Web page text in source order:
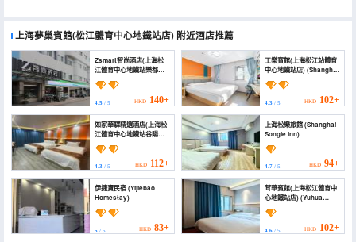
上海夢巢賓館(松江體育中心地鐵站店) 附近酒店推薦
Zsmart智尚酒店(上海松
江體育中心地鐵站樂都店)
(Zsmart Zhishang Hotel
(Shanghai Songjiang
Sports Center Metro
Station Ledu))
4.5 / 5 HKD 140+
工樂賓館(上海松江站體育
中心地鐵站店) (Shanghai
Gongle Hotel)
4.3/ 5 HKD 102+
如家華驛精選酒店(上海松
江體育中心地鐵站谷陽北
路店) (Homeinn Huayi
Hotel (Shanghai
Songjiang Sports
Center))
4.3 / 5 HKD 112+
上海松樂旅館 (Shanghai
Songle Inn)
4.7/ 5 HKD 94+
伊捷寶民宿 (Yijiebao
Homestay)
5 / 5 HKD 83+
茸華賓館(上海松江體育中
心地鐵站店) (Yuhua
Hotel (Shanghai
Songjiang Sports
Center Subway
Station))
4.6/ 5 HKD 102+